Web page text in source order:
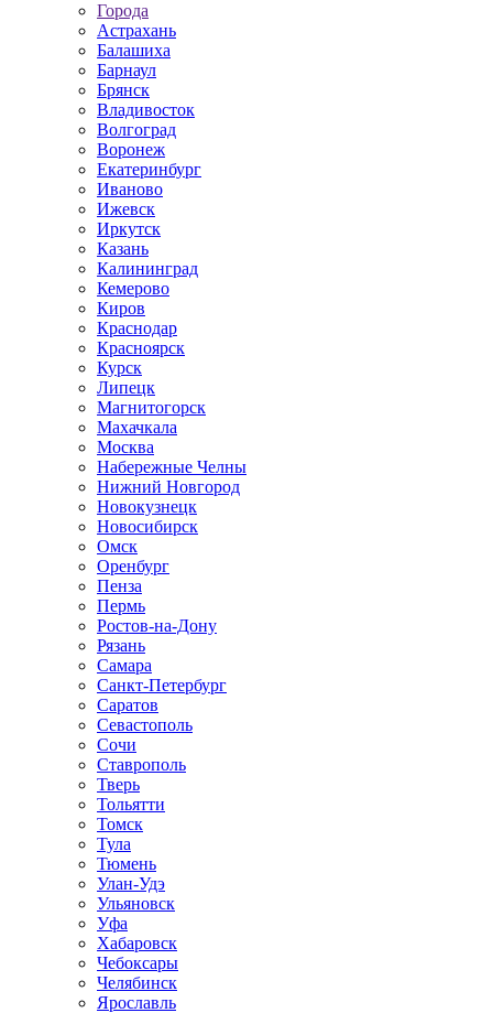
Города
Астрахань
Балашиха
Барнаул
Брянск
Владивосток
Волгоград
Воронеж
Екатеринбург
Иваново
Ижевск
Иркутск
Казань
Калининград
Кемерово
Киров
Краснодар
Красноярск
Курск
Липецк
Магнитогорск
Махачкала
Москва
Набережные Челны
Нижний Новгород
Новокузнецк
Новосибирск
Омск
Оренбург
Пенза
Пермь
Ростов-на-Дону
Рязань
Самара
Санкт-Петербург
Саратов
Севастополь
Сочи
Ставрополь
Тверь
Тольятти
Томск
Тула
Тюмень
Улан-Удэ
Ульяновск
Уфа
Хабаровск
Чебоксары
Челябинск
Ярославль